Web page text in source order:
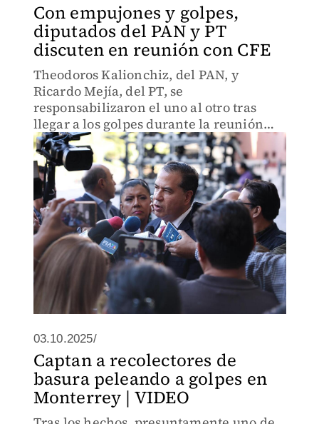
Con empujones y golpes,
diputados del PAN y PT
discuten en reunión con CFE
Theodoros Kalionchiz, del PAN, y
Ricardo Mejía, del PT, se
responsabilizaron el uno al otro tras
llegar a los golpes durante la reunión
privada.
03.10.2025/
Captan a recolectores de
basura peleando a golpes en
Monterrey | VIDEO